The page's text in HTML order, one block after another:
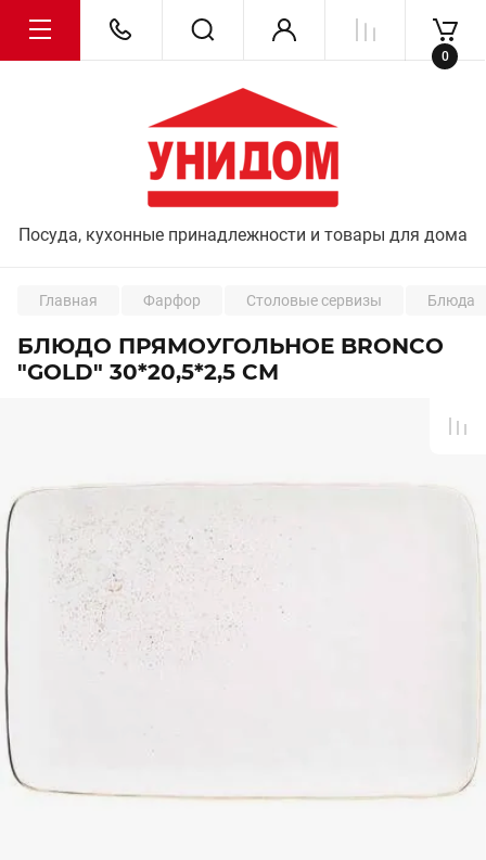
Посуда, кухонные принадлежности и товары для дома
0
Главная Фарфор Столовые сервизы Блюда
БЛЮДО ПРЯМОУГОЛЬНОЕ BRONCO
"GOLD" 30*20,5*2,5 СМ